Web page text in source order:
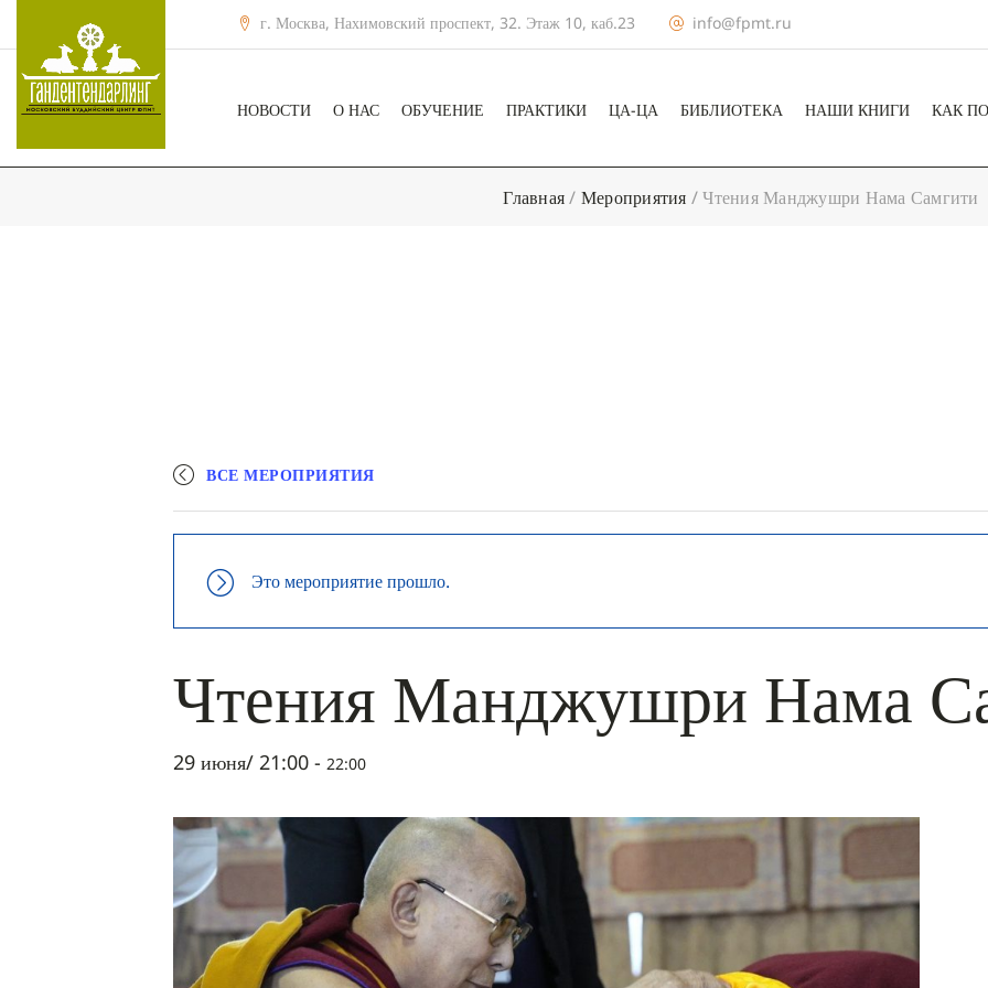
г. Москва, Нахимовский проспект, 32. Этаж 10, каб.23 info@fpmt.ru
НОВОСТИ О НАС ОБУЧЕНИЕ ПРАКТИКИ ЦА-ЦА БИБЛИОТЕКА НАШИ КНИГИ КАК
Главная/ Мероприятия /Чтения Манджушри Нама Самгити
ВСЕ МЕРОПРИЯТИЯ
Это мероприятие прошло.
Чтения Манджушри Нама
29 июня/ 21:00 - 22:00